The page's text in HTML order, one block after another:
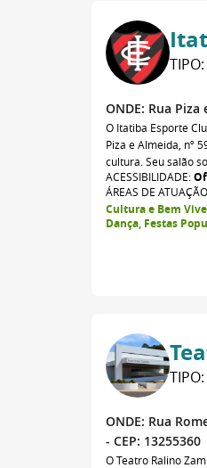
TIPO:
ONDE: Rua Piza
O Itatiba Esporte
Piza e Almeida, nº
cultura. Seu salão
ACESSIBILIDADE:
ÁREAS DE
Cultura e Bem
Dança, Festas
TIPO:
ONDE: Rua
- CEP: 13255360
O Teatro Ralino